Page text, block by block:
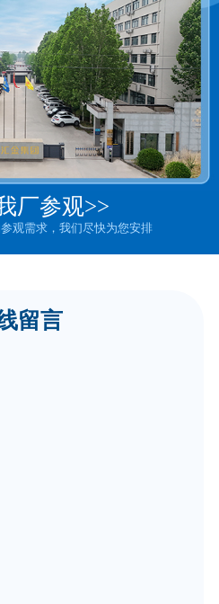
厂参观>>
观需求，我们尽快为您安排
留言